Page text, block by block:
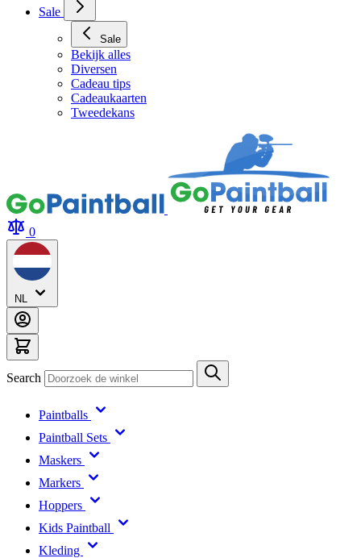
Archery Tag Verhuur
Sale
Bekijk alles
Diversen
Cadeau tips
Cadeaukaarten
NL
Paintballs
Paintball Sets
Maskers
Markers
Hoppers
Kids Paintball